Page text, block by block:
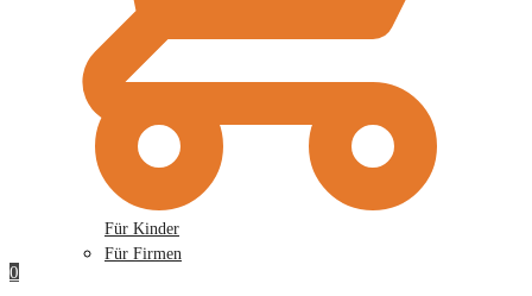
0
Für Kinder
Für Firmen